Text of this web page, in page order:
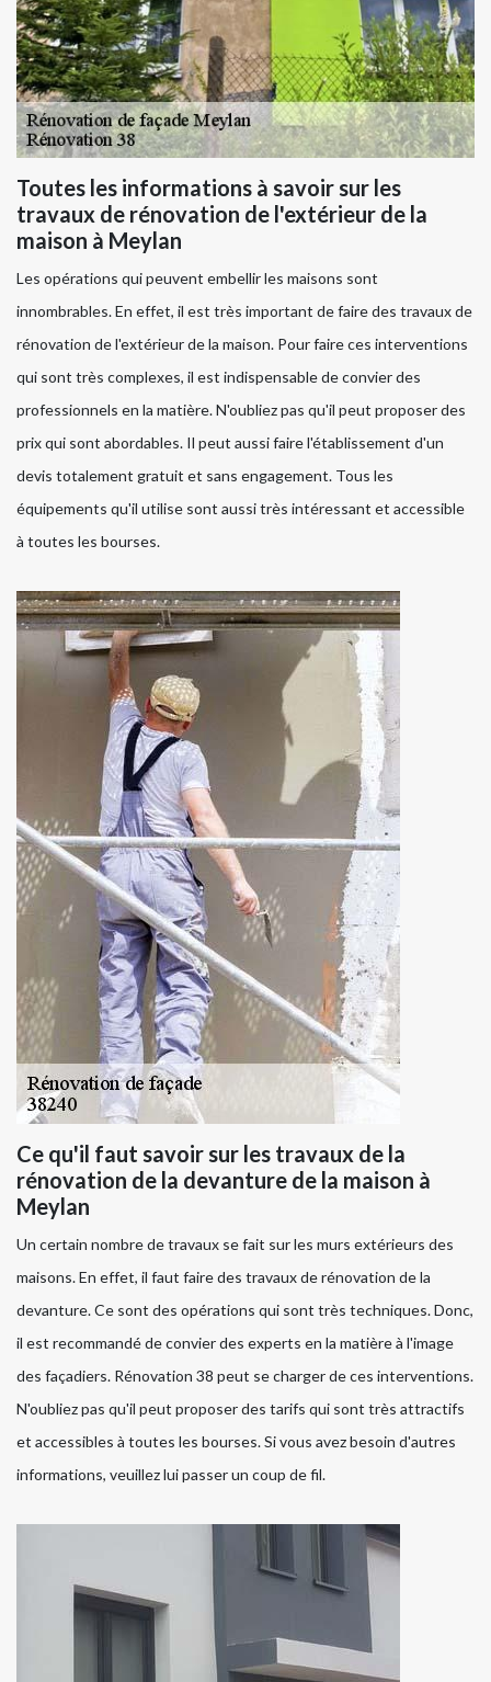
Toutes les informations à savoir sur les
travaux de rénovation de l'extérieur de la
maison à Meylan
Les opérations qui peuvent embellir les maisons sont
innombrables. En effet, il est très important de faire des travaux de
rénovation de l'extérieur de la maison. Pour faire ces interventions
qui sont très complexes, il est indispensable de convier des
professionnels en la matière. N'oubliez pas qu'il peut proposer des
prix qui sont abordables. Il peut aussi faire l'établissement d'un
devis totalement gratuit et sans engagement. Tous les
équipements qu'il utilise sont aussi très intéressant et accessible
à toutes les bourses.
Ce qu'il faut savoir sur les travaux de la
rénovation de la devanture de la maison à
Meylan
Un certain nombre de travaux se fait sur les murs extérieurs des
maisons. En effet, il faut faire des travaux de rénovation de la
devanture. Ce sont des opérations qui sont très techniques. Donc,
il est recommandé de convier des experts en la matière à l'image
des façadiers. Rénovation 38 peut se charger de ces interventions.
N'oubliez pas qu'il peut proposer des tarifs qui sont très attractifs
et accessibles à toutes les bourses. Si vous avez besoin d'autres
informations, veuillez lui passer un coup de fil.